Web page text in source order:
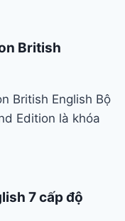
British
British English Bộ
Edition là khóa
7 cấp độ